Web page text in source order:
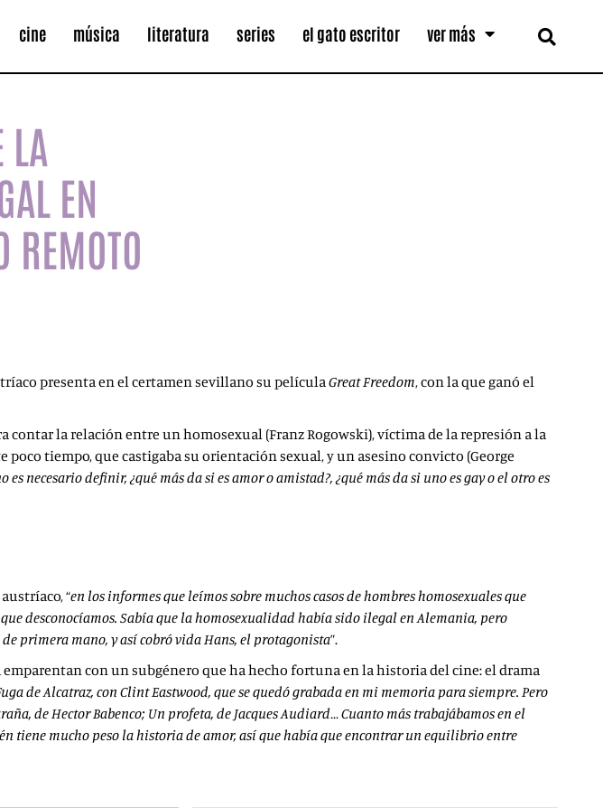
cine música literatura series el gato escritor ver más
LA
EN
REMOTO
presenta en el certamen sevillano su películaGreat Freedom, con la que ganó el
contar la relación entre un homosexual (Franz Rogowski), víctima de la represión a la
tiempo, que castigaba su orientación sexual, y un asesino convicto (George
es necesario definir, ¿qué más da si es amor o amistad?, ¿qué más da si uno es gay o el otro es
“en los informes que leímos sobre muchos casos de hombres homosexuales que
desconocíamos. Sabía que la homosexualidad había sido ilegal en Alemania, pero
primera mano, y así cobró vida Hans, el protagonista”.
con un subgénero que ha hecho fortuna en la historia del cine: el drama
de Alcatraz, con Clint Eastwood, que se quedó grabada en mi memoria para siempre. Pero
de Hector Babenco; Un profeta, de Jacques Audiard… Cuanto más trabajábamos en el
tiene mucho peso la historia de amor, así que había que encontrar un equilibrio entre